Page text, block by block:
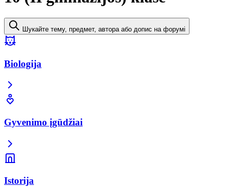
Шукайте тему, предмет, автора або допис на форумі
Biologija
Gyvenimo įgūdžiai
Istorija